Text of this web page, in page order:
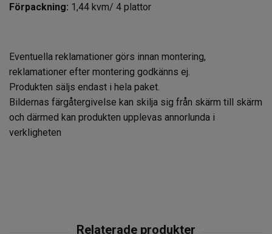
Förpackning: 1,44 kvm/ 4 plattor
Eventuella reklamationer görs innan montering,
reklamationer efter montering godkänns ej.
Produkten säljs endast i hela paket.
Bildernas färgåtergivelse kan skilja sig från skärm till skärm
och därmed kan produkten upplevas annorlunda i
verkligheten